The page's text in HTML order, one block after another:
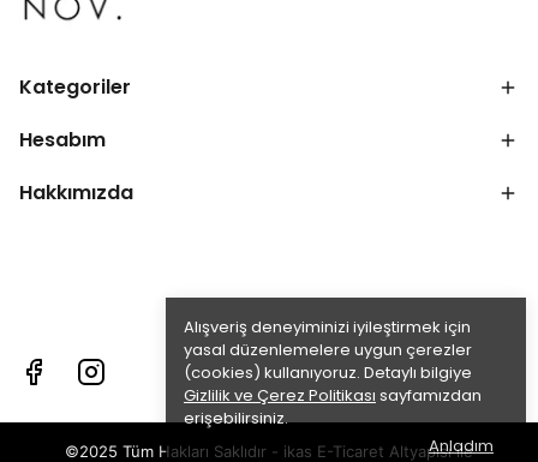
Alışveriş deneyiminizi iyileştirmek için
yasal düzenlemelere uygun çerezler
(cookies) kullanıyoruz. Detaylı bilgiye
Gizlilik ve Çerez Politikası sayfamızdan
erişebilirsiniz.
Anladım
Kategoriler
Hesabım
Hakkımızda
©2025 Tüm Hakları Saklıdır - ikas E-Ticaret Altyapısı ile